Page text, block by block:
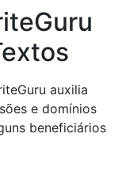
auxilia
e domínios
beneficiários